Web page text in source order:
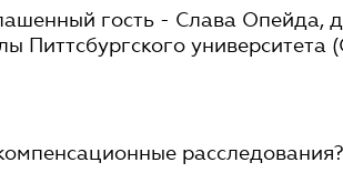
гость - Cлава Опейда,
Питтсбургского университета
расследования?